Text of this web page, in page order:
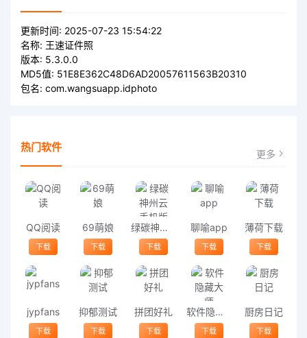
更新时间: 2025-07-23 15:54:22
名称: 王速证件照
版本: 5.3.0.0
MD5值: 51E8E362C48D6AD20057611563B20310
包名: com.wangsuapp.idphoto
热门软件 更多
QQ阅读
下载
69萌娘
下载
绿碳神州云手机版
下载
聊喻app
下载
薄荷下载
下载
jypfans
下载
抑郁测试
下载
拼团好礼
下载
软件隐藏大师
下载
厨房日记
下载